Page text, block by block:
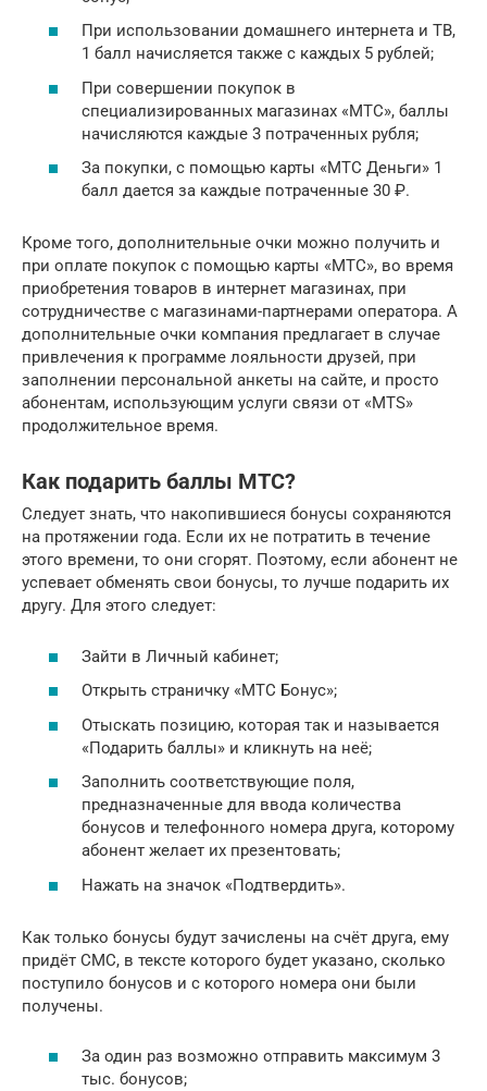
При использовании домашнего интернета и ТВ,
1 балл начисляется также с каждых 5 рублей;
При совершении покупок в
специализированных магазинах «МТС», баллы
начисляются каждые 3 потраченных рубля;
За покупки, с помощью карты «МТС Деньги» 1
балл дается за каждые потраченные 30 ₽.
Кроме того, дополнительные очки можно получить и
при оплате покупок с помощью карты «МТС», во время
приобретения товаров в интернет магазинах, при
сотрудничестве с магазинами-партнерами оператора. А
дополнительные очки компания предлагает в случае
привлечения к программе лояльности друзей, при
заполнении персональной анкеты на сайте, и просто
абонентам, использующим услуги связи от «MTS»
продолжительное время.
Как подарить баллы МТС?
Следует знать, что накопившиеся бонусы сохраняются
на протяжении года. Если их не потратить в течение
этого времени, то они сгорят. Поэтому, если абонент не
успевает обменять свои бонусы, то лучше подарить их
другу. Для этого следует:
Зайти в Личный кабинет;
Открыть страничку «МТС Бонус»;
Отыскать позицию, которая так и называется
«Подарить баллы» и кликнуть на неё;
Заполнить соответствующие поля,
предназначенные для ввода количества
бонусов и телефонного номера друга, которому
абонент желает их презентовать;
Нажать на значок «Подтвердить».
Как только бонусы будут зачислены на счёт друга, ему
придёт СМС, в тексте которого будет указано, сколько
поступило бонусов и с которого номера они были
получены.
За один раз возможно отправить максимум 3
тыс. бонусов;